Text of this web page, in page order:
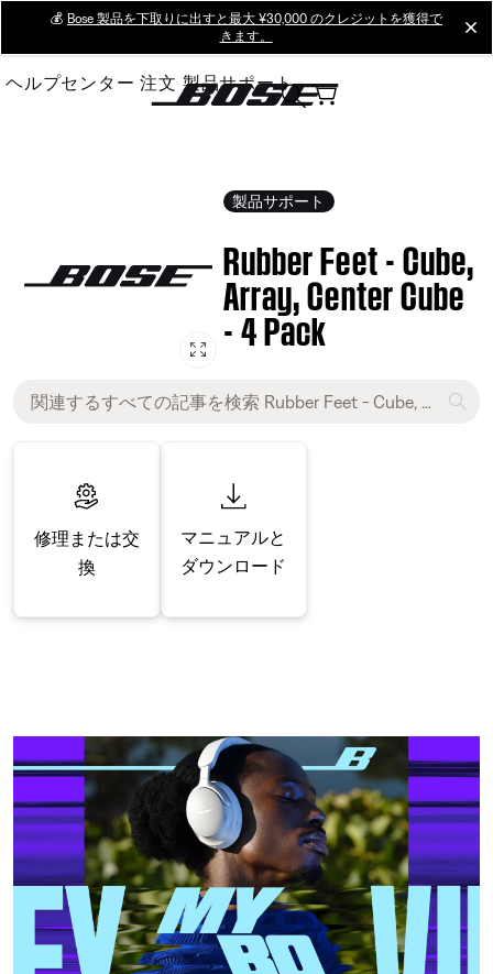
Main
💰 Bose 製品を下取りに出すと最大 ¥30,000 のクレジットを獲得で
きます。
ヘルプセンター 注文 製品サポート
製品サポート
Rubber Feet - Cube,
Array, Center Cube
- 4 Pack
修理または交
換
マニュアルと
ダウンロード